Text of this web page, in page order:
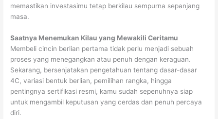
memastikan investasimu tetap berkilau sempurna sepanjang
masa.
Saatnya Menemukan Kilau yang Mewakili Ceritamu
Membeli cincin berlian pertama tidak perlu menjadi sebuah
proses yang menegangkan atau penuh dengan keraguan.
Sekarang, bersenjatakan pengetahuan tentang dasar-dasar
4C, variasi bentuk berlian, pemilihan rangka, hingga
pentingnya sertifikasi resmi, kamu sudah sepenuhnya siap
untuk mengambil keputusan yang cerdas dan penuh percaya
diri.